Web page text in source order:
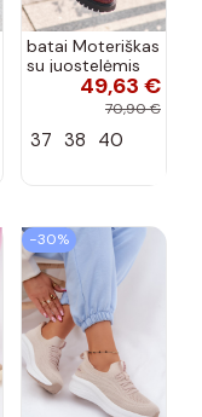
batai Moteriškas
su juostelėmis
su lako efektu
bordo spalvos
49,63 €
70,90 €
37 38 40
−30%